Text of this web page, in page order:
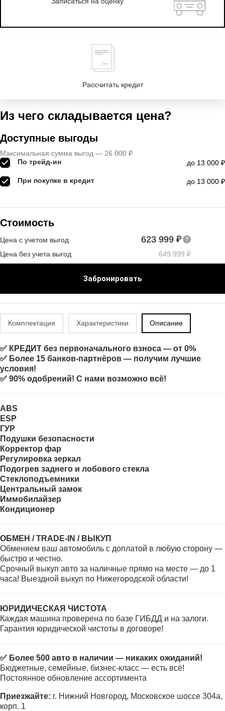
Рассчитать кредит
Из чего складывается цена?
Доступные выгоды
Максимальная сумма выгод — 26 000 ₽
По трейд-ин
до 13 000 ₽
При покупке в кредит до 13 000 ₽
Стоимость
Цена с учетом выгод 623 999 ₽
Цена без учета выгод 649 999 ₽
Забронировать
Комплектация Характеристики Описание
✅ КРЕДИТ без первоначального взноса — от 0%
✅ Более 15 банков-партнёров — получим лучшие
условия!
✅ 90% одобрений! С нами возможно всё!
ABS
ESP
ГУР
Подушки безопасности
Корректор фар
Регулировка зеркал
Подогрев заднего и лобового стекла
Стеклоподъемники
Центральный замок
Иммобилайзер
Кондиционер
ОБМЕН / TRADE-IN / ВЫКУП
Обменяем ваш автомобиль с доплатой в любую сторону —
быстро и честно.
Срочный выкуп авто за наличные прямо на месте — до 1
часа! Выездной выкуп по Нижегородской области!
ЮРИДИЧЕСКАЯ ЧИСТОТА
Каждая машина проверена по базе ГИБДД и на залоги.
Гарантия юридической чистоты в договоре!
✅ Более 500 авто в наличии — никаких ожиданий!
Бюджетные, семейные, бизнес-класс — есть всё!
Постоянное обновление ассортимента
Приезжайте: г. Нижний Новгород, Московское шоссе 304а,
корп. 1